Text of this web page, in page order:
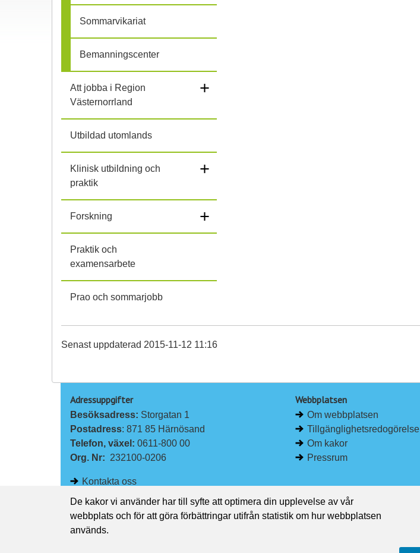
:
l
i
h
o
Sommarvikariat
Bemanningscenter
Att jobba i Region
Västernorrland
+
Utbildad utomlands
Klinisk utbildning och
praktik
+
Forskning +
Praktik och
examensarbete
Prao och sommarjobb
Senast uppdaterad 2015-11-12 11:16
Adressuppgifter
Besöksadress: Storgatan 1
Postadress: 871 85 Härnösand
Telefon, växel: 0611-800 00
Org. Nr: 232100-0206
Kontakta oss
Webbplatsen
Om webbplatsen
Tillgänglighetsredogörelse
Om kakor
Pressrum
De kakor vi använder har till syfte att optimera din upplevelse av vår
webbplats och för att göra förbättringar utifrån statistik om hur webbplatsen
används.